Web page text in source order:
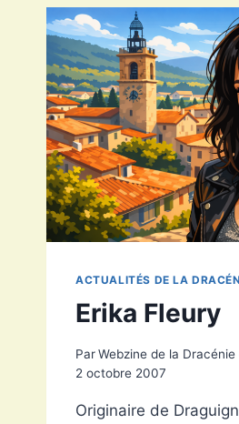
ACTUALITÉS DE LA
Erika Fleury
ParWebzine de la
2 octobre 2007
Originaire de